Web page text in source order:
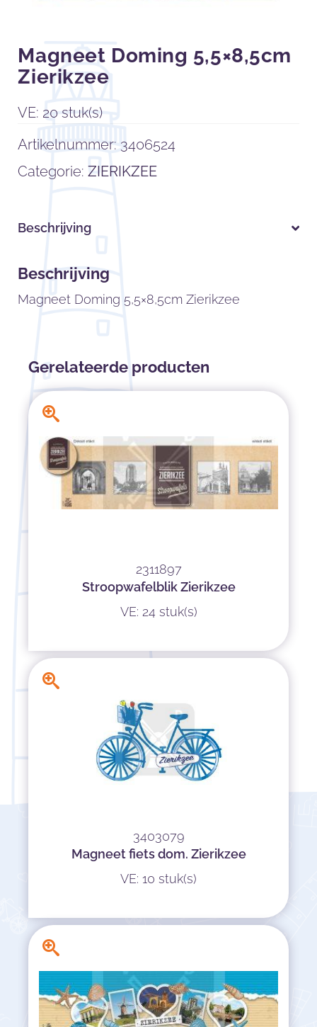
Magneet Doming 5,5×8,5cm
Zierikzee
VE: 20 stuk(s)
Artikelnummer: 3406524
Categorie:ZIERIKZEE
Beschrijving
Beschrijving
Magneet Doming 5,5×8,5cm Zierikzee
Gerelateerde producten
2311897
Stroopwafelblik Zierikzee
VE: 24 stuk(s)
3403079
Magneet fiets dom. Zierikzee
VE: 10 stuk(s)